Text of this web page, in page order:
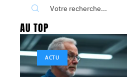
AU TOP
ACTU